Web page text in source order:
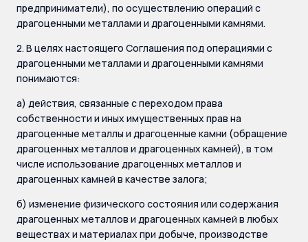
предприниматели), по осуществлению операций с
драгоценными металлами и драгоценными камнями.
2. В целях настоящего Соглашения под операциями с
драгоценными металлами и драгоценными камнями
понимаются:
а) действия, связанные с переходом права
собственности и иных имущественных прав на
драгоценные металлы и драгоценные камни (обращение
драгоценных металлов и драгоценных камней), в том
числе использование драгоценных металлов и
драгоценных камней в качестве залога;
б) изменение физического состояния или содержания
драгоценных металлов и драгоценных камней в любых
веществах и материалах при добыче, производстве